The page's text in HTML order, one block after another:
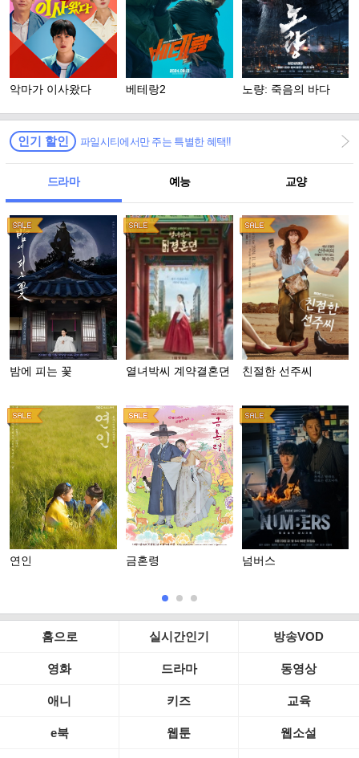
악마가 이사왔다 베테랑2 노량: 죽음의 바다
인기 할인 파일시티에서만 주는 특별한 혜택!!
드라마 예능 교양
밤에 피는 꽃 열녀박씨 계약결혼뎐 친절한 선주씨
연인 금혼령 넘버스
홈으로 실시간인기 방송VOD
영화 드라마 동영상
애니 키즈 교육
e북 웹툰 웹소설